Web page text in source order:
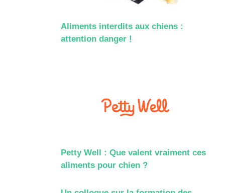
Aliments interdits aux chiens :
attention danger !
Petty Well : Que valent vraiment ces
aliments pour chien ?